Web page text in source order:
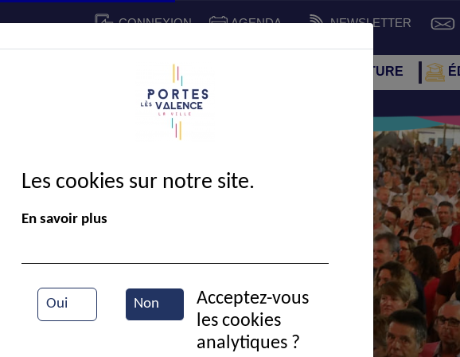
CONNEXION AGENDA NEWSLETTER
CADRE DE VIE SPORT ET CULTURE
Portes en fête
Les cookies sur notre site.
En savoir plus
Oui Non
Acceptez-vous
les cookies
analytiques ?